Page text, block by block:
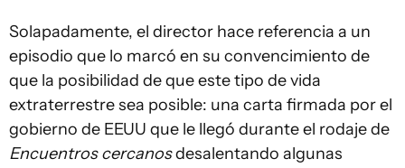
Solapadamente, el director hace referencia a un
episodio que lo marcó en su convencimiento de
que la posibilidad de que este tipo de vida
extraterrestre sea posible: una carta firmada por el
gobierno de EEUU que le llegó durante el rodaje de
Encuentros cercanosdesalentando algunas